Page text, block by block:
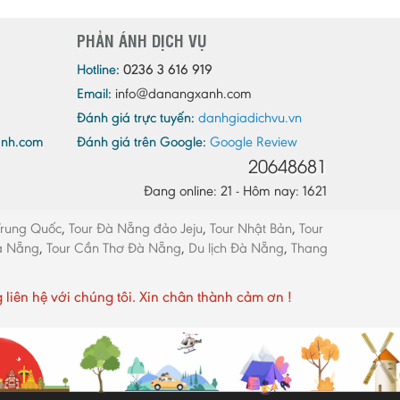
Quảng Trị
Sóc Trăng
Sơn La
Tây Ninh
Thái Bình
Thanh Hóa
Trà Vinh
Vĩnh Long
Vĩnh Phúc
PHẢN ÁNH DỊCH VỤ
Hotline: 0236 3 616 919
Email: info@danangxanh.com
Đánh giá trực tuyến: danhgiadichvu.vn
Đánh giá trên Google: Google Review
20648681
Đang online: 21 - Hôm nay: 1621
Quốc, Tour Đà Nẵng đảo Jeju, Tour Nhật Bản, Tour
Nẵng, Tour Cần Thơ Đà Nẵng, Du lịch Đà Nẵng, Thang
hệ với chúng tôi. Xin chân thành cảm ơn !